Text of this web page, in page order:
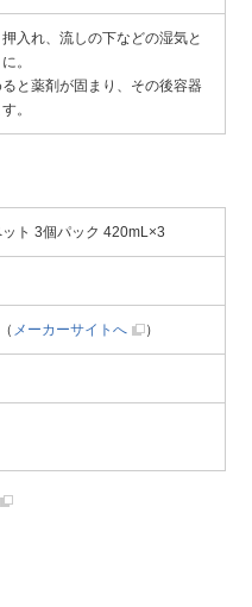
入れ、流しの下などの湿気と
。
と薬剤が固まり、その後容器
。
ト 3個パック 420mL×3
（ メーカーサイトへ ）